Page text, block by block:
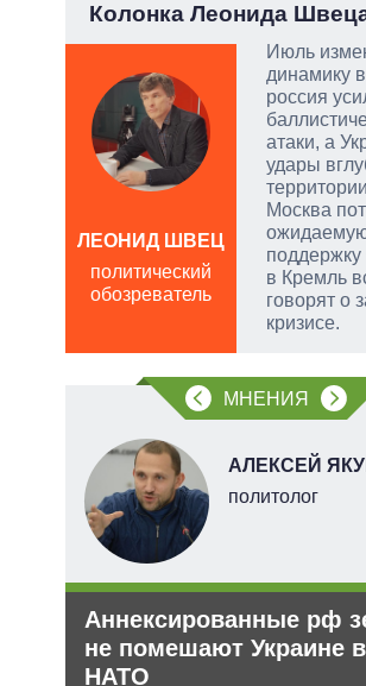
Колонка Леонида
Июль
динамику
россия
атаки, а
удары
Москва
в Кремль
говорят о
кризисе.
ЛЕОНИД ШВЕЦ
политический
обозреватель
МНЕНИЯ
АЛЕКСЕЙ
политолог
Аннексированные рф
не помешают Украине
НАТО